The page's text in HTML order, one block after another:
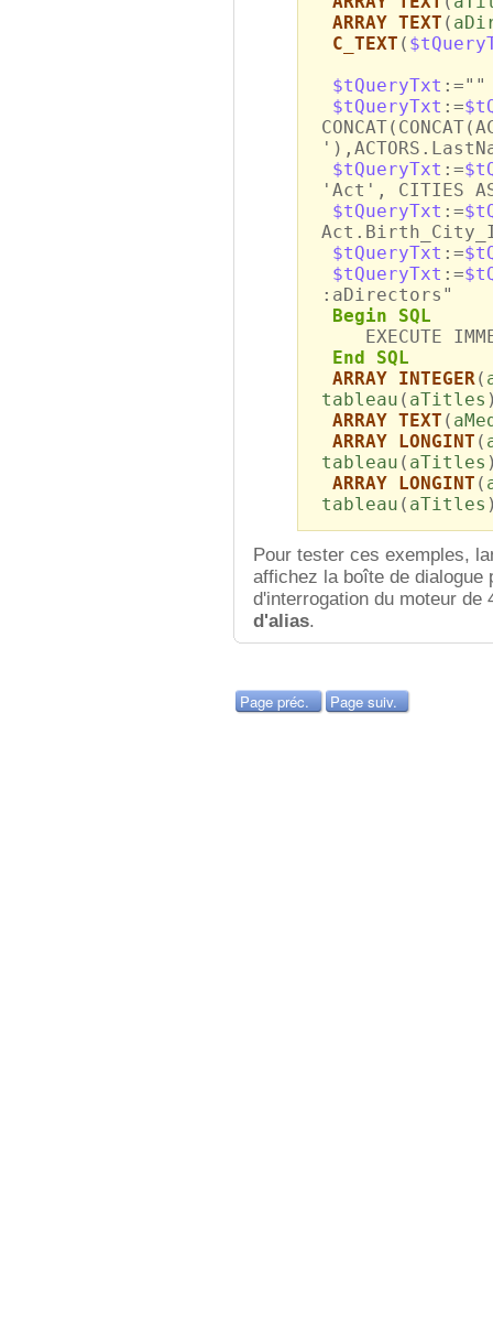
ARRAY TEXT (
C_TEXT (
$tQueryTxt :=""
$tQueryTxt :=
$tQueryTxt :=
'Act', CITIES
$tQueryTxt :=
$tQueryTxt :=
$tQueryTxt :=
:aDirectors"
Begin SQL
EXECUTE
End SQL
ARRAY INTEGER(
tableau ( aTitles
ARRAY TEXT (
ARRAY LONGINT (
tableau ( aTitles
ARRAY LONGINT (
tableau ( aTitles
Pour tester ces exemples,
affichez la boîte de dialogue
d'interrogation du moteur
d'alias.
Page préc. Page suiv.